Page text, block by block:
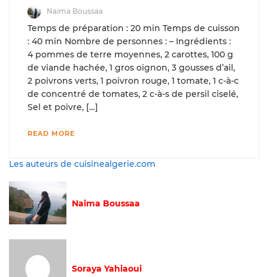
Naima Boussaa
Temps de préparation : 20 min Temps de cuisson
: 40 min Nombre de personnes : – Ingrédients :
4 pommes de terre moyennes, 2 carottes, 100 g
de viande hachée, 1 gros oignon, 3 gousses d’ail,
2 poivrons verts, 1 poivron rouge, 1 tomate, 1 c-à-c
de concentré de tomates, 2 c-à-s de persil ciselé,
Sel et poivre, […]
READ MORE
Les auteurs de cuisinealgerie.com
Naima Boussaa
Soraya Yahiaoui